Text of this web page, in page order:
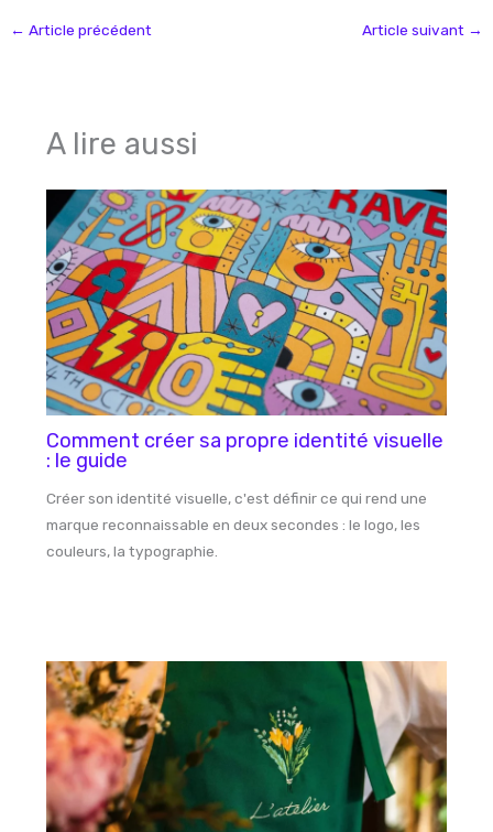
← Article précédent Article suivant →
A lire aussi
Comment créer sa propre identité visuelle
: le guide
Créer son identité visuelle, c'est définir ce qui rend une
marque reconnaissable en deux secondes : le logo, les
couleurs, la typographie.